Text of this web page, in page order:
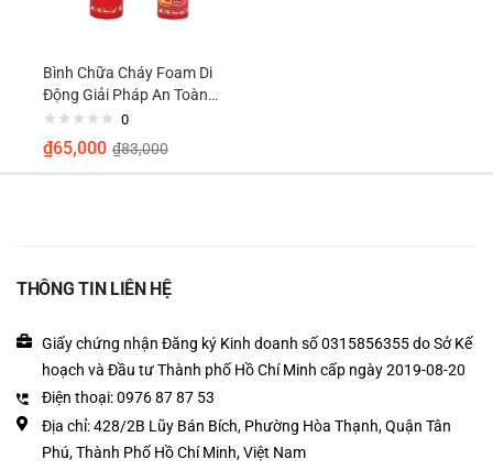
Bình Chữa Cháy Foam Di
Động Giải Pháp An Toàn
Cho Gia Đình Và Ô Tô
0
₫65,000 ₫83,000
THÔNG TIN LIÊN HỆ
Giấy chứng nhận Đăng ký Kinh doanh số 0315856355 do Sở Kế
hoạch và Đầu tư Thành phố Hồ Chí Minh cấp ngày 2019-08-20
Điện thoại: 0976 87 87 53
Địa chỉ: 428/2B Lũy Bán Bích, Phường Hòa Thạnh, Quận Tân
Phú, Thành Phố Hồ Chí Minh, Việt Nam